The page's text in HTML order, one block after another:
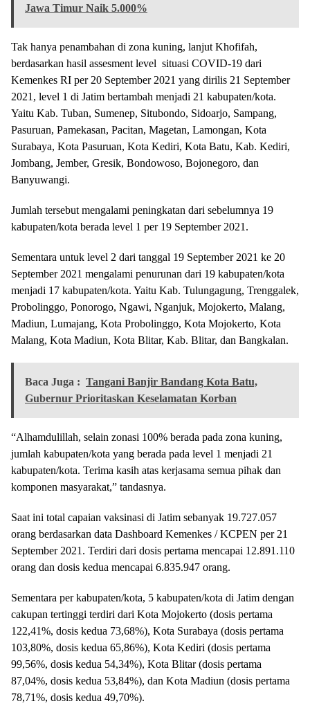
Jawa Timur Naik 5.000%
Tak hanya penambahan di zona kuning, lanjut Khofifah,
berdasarkan hasil assesment level situasi COVID-19 dari
Kemenkes RI per 20 September 2021 yang dirilis 21 September
2021, level 1 di Jatim bertambah menjadi 21 kabupaten/kota.
Yaitu Kab. Tuban, Sumenep, Situbondo, Sidoarjo, Sampang,
Pasuruan, Pamekasan, Pacitan, Magetan, Lamongan, Kota
Surabaya, Kota Pasuruan, Kota Kediri, Kota Batu, Kab. Kediri,
Jombang, Jember, Gresik, Bondowoso, Bojonegoro, dan
Banyuwangi.
Jumlah tersebut mengalami peningkatan dari sebelumnya 19
kabupaten/kota berada level 1 per 19 September 2021.
Sementara untuk level 2 dari tanggal 19 September 2021 ke 20
September 2021 mengalami penurunan dari 19 kabupaten/kota
menjadi 17 kabupaten/kota. Yaitu Kab. Tulungagung, Trenggalek,
Probolinggo, Ponorogo, Ngawi, Nganjuk, Mojokerto, Malang,
Madiun, Lumajang, Kota Probolinggo, Kota Mojokerto, Kota
Malang, Kota Madiun, Kota Blitar, Kab. Blitar, dan Bangkalan.
Baca Juga : Tangani Banjir Bandang Kota Batu,
Gubernur Prioritaskan Keselamatan Korban
“Alhamdulillah, selain zonasi 100% berada pada zona kuning,
jumlah kabupaten/kota yang berada pada level 1 menjadi 21
kabupaten/kota. Terima kasih atas kerjasama semua pihak dan
komponen masyarakat,” tandasnya.
Saat ini total capaian vaksinasi di Jatim sebanyak 19.727.057
orang berdasarkan data Dashboard Kemenkes / KCPEN per 21
September 2021. Terdiri dari dosis pertama mencapai 12.891.110
orang dan dosis kedua mencapai 6.835.947 orang.
Sementara per kabupaten/kota, 5 kabupaten/kota di Jatim dengan
cakupan tertinggi terdiri dari Kota Mojokerto (dosis pertama
122,41%, dosis kedua 73,68%), Kota Surabaya (dosis pertama
103,80%, dosis kedua 65,86%), Kota Kediri (dosis pertama
99,56%, dosis kedua 54,34%), Kota Blitar (dosis pertama
87,04%, dosis kedua 53,84%), dan Kota Madiun (dosis pertama
78,71%, dosis kedua 49,70%).